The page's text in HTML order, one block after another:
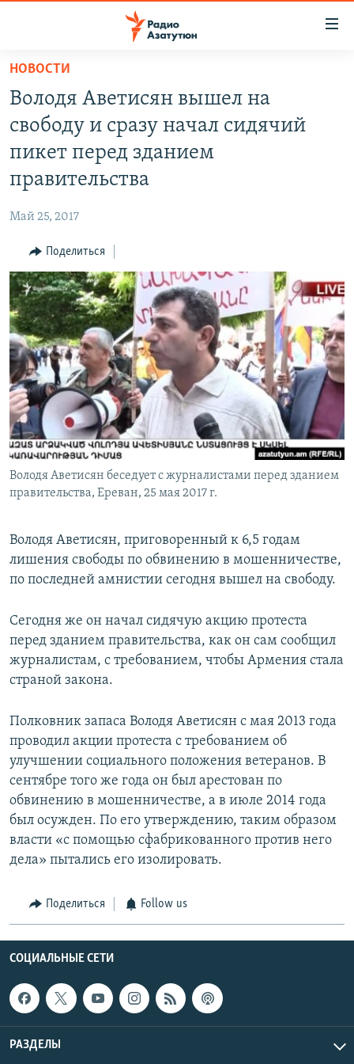
Перейти
основному
содержанию
основной
Перейти
поиску
НОВОСТИ
ПОЛИТИКА
РЕГИОН
НАГОРНЫЙ КАРАБАХ
КУЛЬТУРА
СПОРТ
АРХИВ
Հայերեն
English
Русский
Все сайты Радио Азатутюн
НОВОСТИ
Володя Аветисян вышел на
свободу и сразу начал сидячий
пикет перед зданием
правительства
Май 25, 2017
Поделиться
Володя Аветисян беседует с журналистами перед зданием
правительства, Ереван, 25 мая 2017 г.
Володя Аветисян, приговоренный к 6,5 годам
лишения свободы по обвинению в мошенничестве,
по последней амнистии сегодня вышел на свободу.
Сегодня же он начал сидячую акцию протеста
перед зданием правительства, как он сам сообщил
журналистам, с требованием, чтобы Армения стала
страной закона.
Полковник запаса Володя Аветисян с мая 2013 года
проводил акции протеста с требованием об
улучшении социального положения ветеранов. В
сентябре того же года он был арестован по
обвинению в мошенничестве, а в июле 2014 года
был осужден. По его утверждению, таким образом
власти «с помощью сфабрикованного против него
дела» пытались его изолировать.
Поделиться Follow us
СОЦИАЛЬНЫЕ СЕТИ
РАЗДЕЛЫ